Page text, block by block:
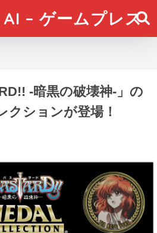
– ゲームプレス
-暗黒の破壊神-」の
クションが登場！